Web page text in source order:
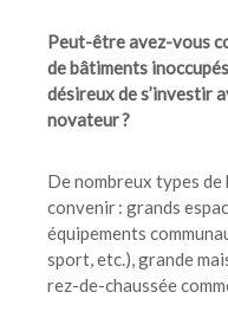
Peut-être avez-vous
de bâtiments
désireux de s’investir
novateur ?
De nombreux types
convenir : grands
équipements
sport, etc.), grande
rez-de-chaussée